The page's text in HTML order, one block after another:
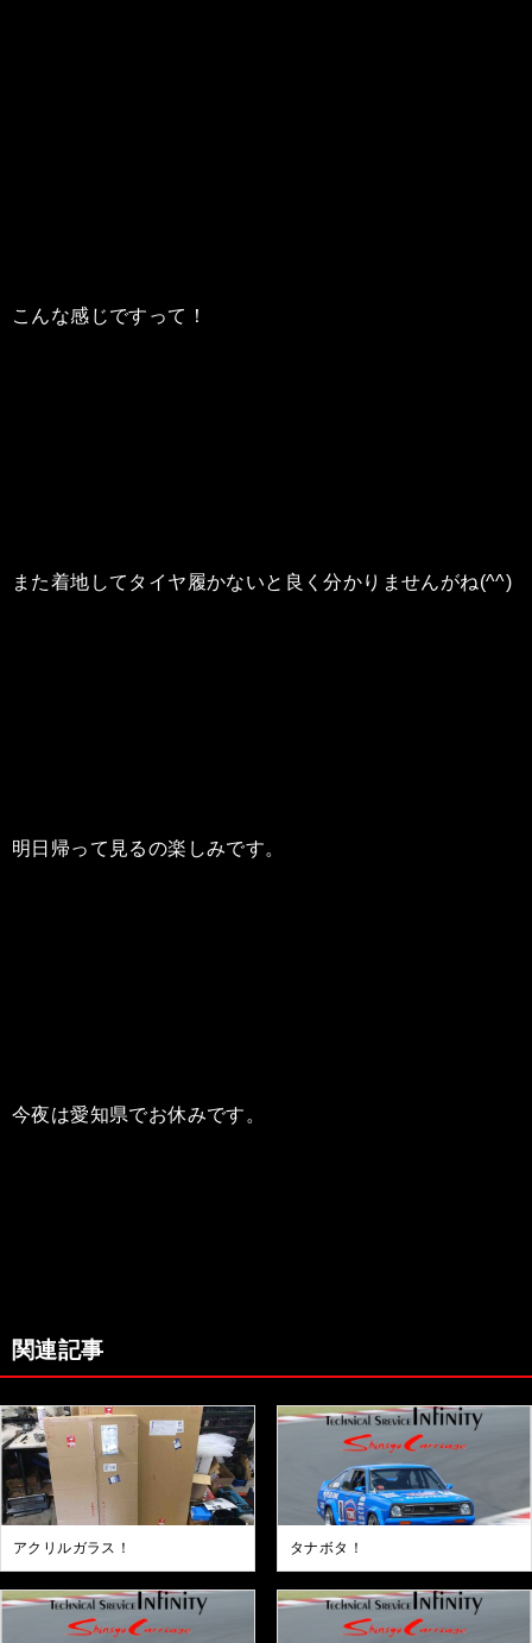
こんな感じですって！
また着地してタイヤ履かないと良く分かりませんがね(^^)
明日帰って見るの楽しみです。
今夜は愛知県でお休みです。
関連記事
アクリルガラス！ タナボタ！